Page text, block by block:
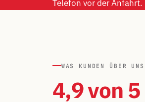
Telefon vor der Anfahrt.
WAS KUNDEN ÜBER
4,9 von